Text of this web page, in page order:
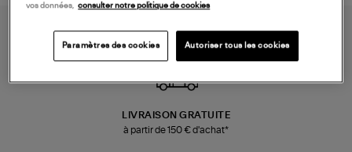
LIVRAISON GRATUITE
à partir de 150 € d'achat*
vos données,
consulter notre politique de cookies
Paramètres des cookies Autoriser tous les cookies